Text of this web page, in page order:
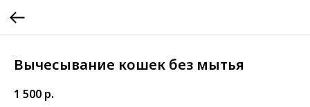
Вычесывание кошек без мытья
1 500 р.